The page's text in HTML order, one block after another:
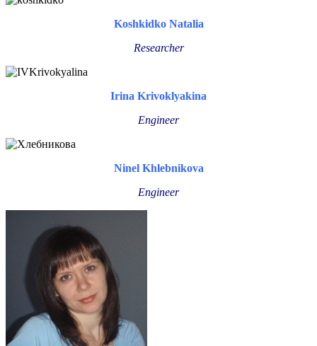
Koshkidko Natalia
Researcher
Irina Krivoklyakina
Engineer
Ninel Khlebnikova
Engineer